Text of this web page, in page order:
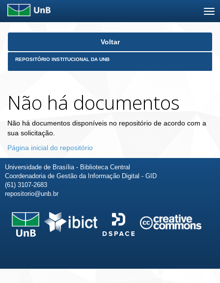
Skip
Voltar
REPOSITÓRIO INSTITUCIONAL DA UNB
Não há documentos
Não há documentos disponíveis no repositório de acordo com a
sua solicitação.
Página inicial do repositório
Universidade de Brasília - Biblioteca Central
Coordenadoria de Gestão da Informação Digital - GID
(61) 3107-2683
repositorio@unb.br